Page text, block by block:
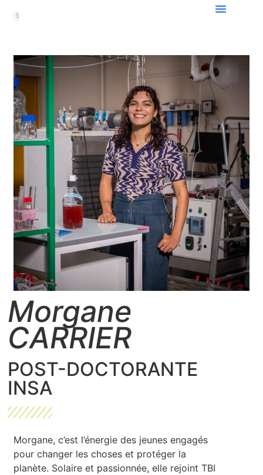
Morgane
CARRIER
POST-DOCTORANTE
INSA
Morgane, c’est l’énergie des jeunes engagés
pour changer les choses et protéger la
planète. Solaire et passionnée, elle rejoint TBI